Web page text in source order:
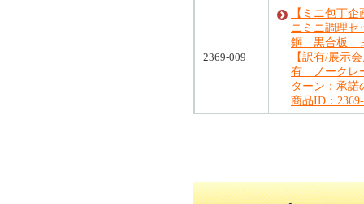
2369-009
【ミニ包丁
ニミニ調理
鋼 黒合板
【訳有/展示
有 ノークレ
ターン：承諾
商品ID：